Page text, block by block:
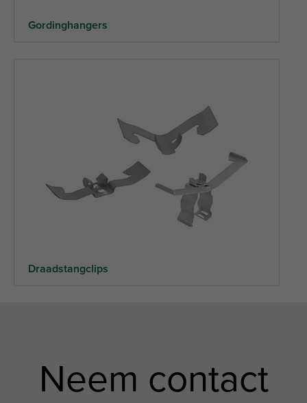
Gordinghangers
Draadstangclips
Neem contact